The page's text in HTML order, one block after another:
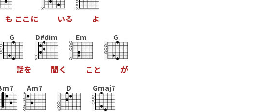
も こ こ に いる よ
G
話を
D#dim
聞く
Em
こ と
G
が
Am7 D Gmaj7